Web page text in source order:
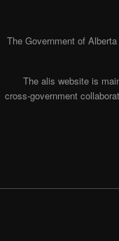
The Government of
The alis website is
cross-government